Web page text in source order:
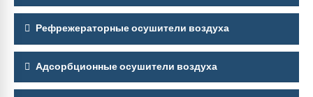
Рефрежераторные осушители воздуха
Адсорбционные осушители воздуха